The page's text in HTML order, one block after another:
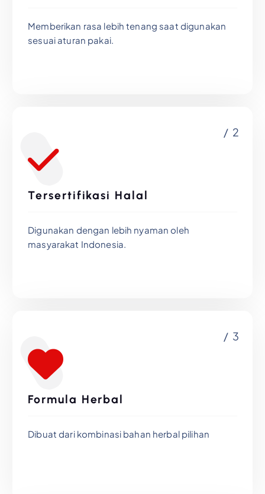
Memberikan rasa lebih tenang saat digunakan
sesuai aturan pakai.
/ 2
Tersertifikasi Halal
Digunakan dengan lebih nyaman oleh
masyarakat Indonesia.
/ 3
Formula Herbal
Dibuat dari kombinasi bahan herbal pilihan